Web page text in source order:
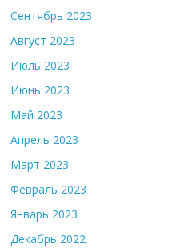
Сентябрь 2023
Август 2023
Июль 2023
Июнь 2023
Май 2023
Апрель 2023
Март 2023
Февраль 2023
Январь 2023
Декабрь 2022